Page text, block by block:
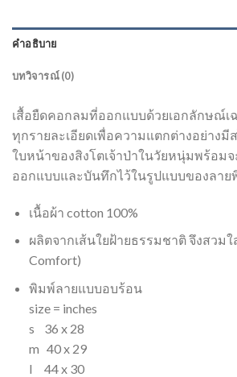
คำอธิบาย
บทวิจารณ์ (0)
เสื้อยืดคอกลมที่ออกแบบด้วยเอกลักษณ์เ
ทุกรายละเอียดเพื่อความแตกต่างอย่างมี
ใบหน้าของสิงโตเจ้าป่าในวัยหนุ่มพร้อมจ
ออกแบบและบันทึกไว้ในรูปแบบของลาย
เนื้อผ้า cotton 100%
ผลิตจากเส้นใยฝ้ายธรรมชาติ จึงสวมใ
Comfort)
พิมพ์ลายแบบอบร้อน
size = inches
s 36 x 28
m 40 x 29
l 44 x 30